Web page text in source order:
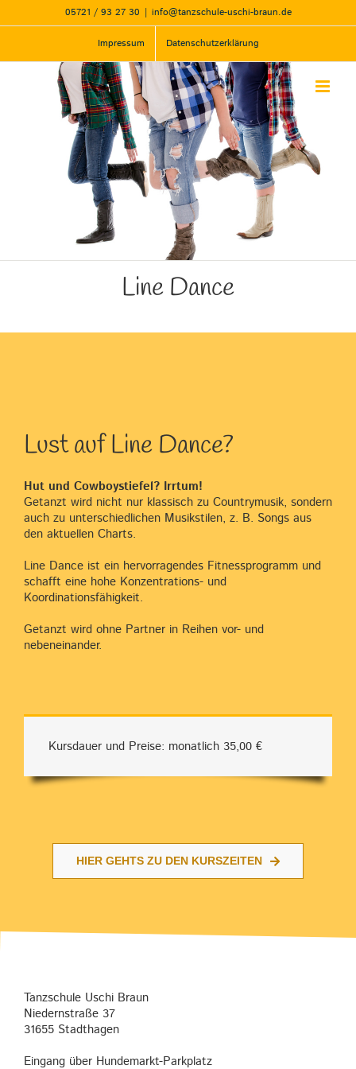
Inhalt
05721 / 93 27 30 | info@tanzschule-uschi-braun.de
Impressum Datenschutzerklärung
Line Dance
Lust auf Line Dance?
Hut und Cowboystiefel? Irrtum!
Getanzt wird nicht nur klassisch zu Countrymusik, sondern
auch zu unterschiedlichen Musikstilen, z. B. Songs aus
den aktuellen Charts.
Line Dance ist ein hervorragendes Fitnessprogramm und
schafft eine hohe Konzentrations- und
Koordinationsfähigkeit.
Getanzt wird ohne Partner in Reihen vor- und
nebeneinander.
Kursdauer und Preise: monatlich 35,00 €
HIER GEHTS ZU DEN KURSZEITEN
Tanzschule Uschi Braun
Niedernstraße 37
31655 Stadthagen
Eingang über Hundemarkt-Parkplatz